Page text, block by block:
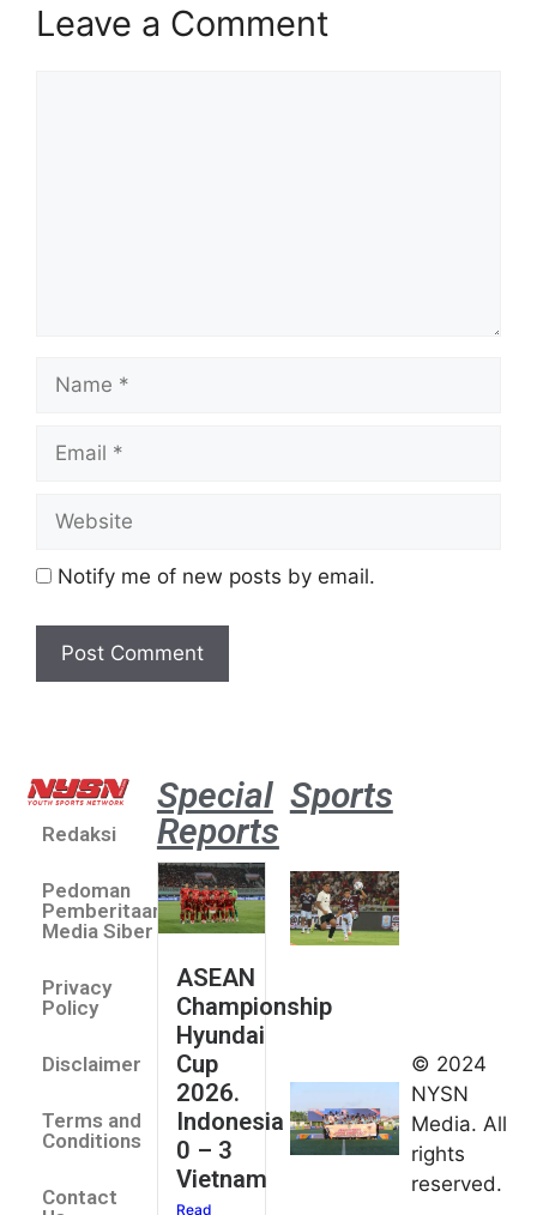
Leave a Comment
Notify me of new posts by email.
Redaksi
Pedoman
Pemberitaan
Media Siber
Privacy
Policy
Disclaimer
Terms and
Conditions
Contact
Special
Reports
ASEAN
Championship
Hyundai
Cup
2026.
Indonesia
0 – 3
Vietnam
Read
Sports
umum
Kejurnas
Panahan
Junior di
Kudus
© 2024
NYSN
Media. All
rights
reserved.